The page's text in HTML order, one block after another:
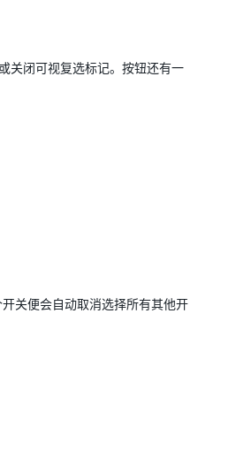
关闭可视复选标记。按钮还有一
关便会自动取消选择所有其他开